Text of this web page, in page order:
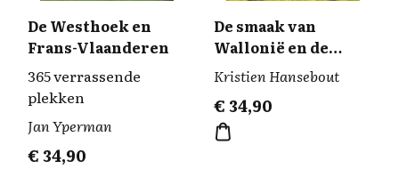
De Westhoek en
Frans-Vlaanderen
365 verrassende
plekken
Jan Yperman
€34,90
De smaak van
Wallonië en de
Ardennen
Kristien Hansebout
€34,90